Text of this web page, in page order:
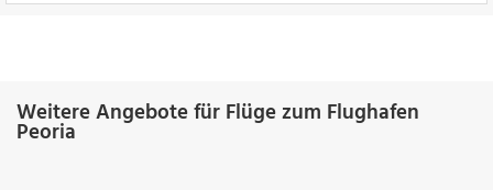
Weitere Angebote für Flüge zum Flughafen
Peoria